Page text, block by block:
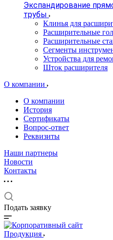
Экспандирование
трубы
Клинья для
Расширительные
Расширительные
Сегменты
Устройства для
Шток расширителя
О компании
О компании
История
Сертификаты
Вопрос-ответ
Реквизиты
Наши партнеры
Новости
Контакты
Подать заявку
Продукция